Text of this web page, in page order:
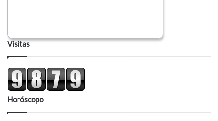
Visitas
Horóscopo